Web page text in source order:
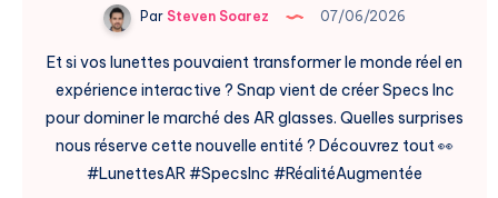
Par Steven Soarez 07/06/2026
Et si vos lunettes pouvaient transformer le monde réel en
expérience interactive ? Snap vient de créer Specs Inc
pour dominer le marché des AR glasses. Quelles surprises
nous réserve cette nouvelle entité ? Découvrez tout 👀
#LunettesAR #SpecsInc #RéalitéAugmentée